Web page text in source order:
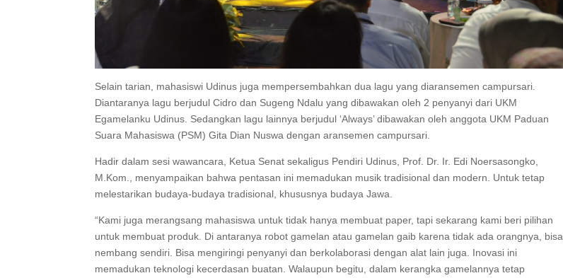
Selain tarian, mahasiswi Udinus juga mempersembahkan dua lagu yang diaransemen campursari.
Diantaranya lagu berjudul Cidro dan Sugeng Ndalu yang dibawakan oleh 2 penyanyi dari UKM
Egamelanku Udinus. Sedangkan lagu lainnya berjudul ‘Always’ dibawakan oleh anggota UKM Paduan
Suara Mahasiswa (PSM) Gita Dian Nuswa dengan aransemen campursari.
Hadir dalam sesi wawancara, Ketua Senat sekaligus Pendiri Udinus, Prof. Dr. Ir. Edi Noersasongko,
M.Kom., menyampaikan bahwa pentasan ini memadukan musik tradisional dan modern. Untuk tetap
melestarikan budaya-budaya tradisional, khususnya budaya Jawa.
“Kami juga merangsang mahasiswa untuk tidak hanya membuat paper, tapi sekarang kami beri pilihan
untuk membuat produk. Di antaranya robot gamelan atau gamelan gaib karena tidak ada orangnya, bisa
nembang sendiri. Bisa mengiringi penyanyi dan berkolaborasi dengan alat lain juga. Inovasi ini
memadukan teknologi kecerdasan buatan. Walaupun begitu, dalam kerangka gamelannya tetap